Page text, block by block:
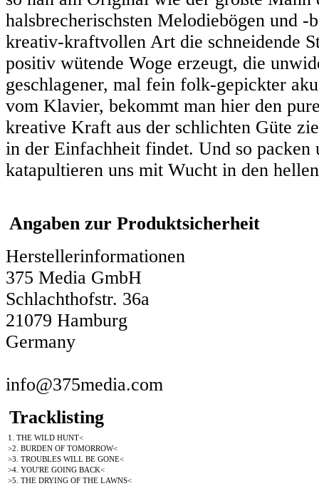
halsbrecherischsten Melodiebögen und
kreativ-kraftvollen Art die schneidende
positiv wütende Woge erzeugt, die
geschlagener, mal fein folk-gepickter
vom Klavier, bekommt man hier den
kreative Kraft aus der schlichten Güte
in der Einfachheit findet. Und so packen
katapultieren uns mit Wucht in den
Angaben zur Produktsicherheit
Herstellerinformationen
375 Media GmbH
Schlachthofstr. 36a
21079 Hamburg
Germany
info@375media.com
Tracklisting
1. THE WILD HUNT<
>2. BURDEN OF TOMORROW<
>3. TROUBLES WILL BE GONE<
>4. YOU'RE GOING BACK<
>5. THE DRYING OF THE LAWNS<